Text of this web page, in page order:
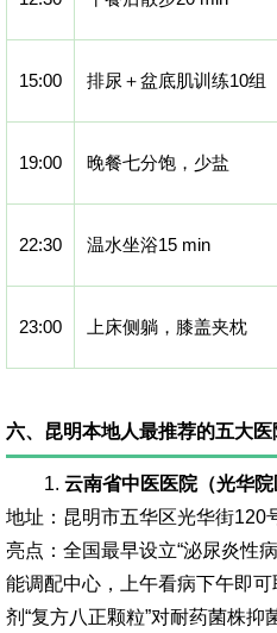
15:00 排尿＋盆底肌训练10组
19:00 晚餐七分饱，少盐
22:30 温水坐浴15 min
23:00 上床侧躺，膝盖夹枕
六、昆明本地人最推荐的五大医
1. 云南省中医医院（光华院
地址：昆明市五华区光华街120
亮点：全国最早设立“泌尿炎性
能调配中心，上午看病下午即
剂“复方八正颗粒”对耐药菌株